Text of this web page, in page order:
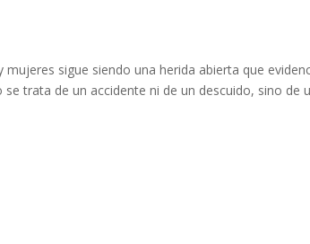
sigue siendo una herida abierta que
trata de un accidente ni de un descuido, sino de